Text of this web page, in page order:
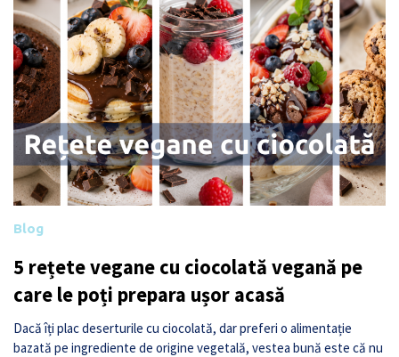
Blog
5 rețete vegane cu ciocolată vegană pe
care le poți prepara ușor acasă
Dacă îți plac deserturile cu ciocolată, dar preferi o alimentație
bazată pe ingrediente de origine vegetală, vestea bună este că nu